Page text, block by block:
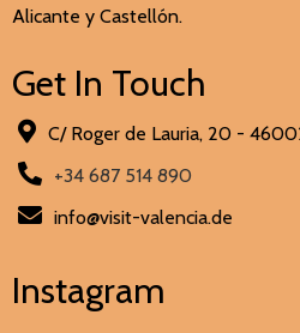
Alicante y Castellón.
Get In Touch
C/ Roger de Lauria, 20 -
+34 687 514 890
info@visit-valencia.de
Instagram